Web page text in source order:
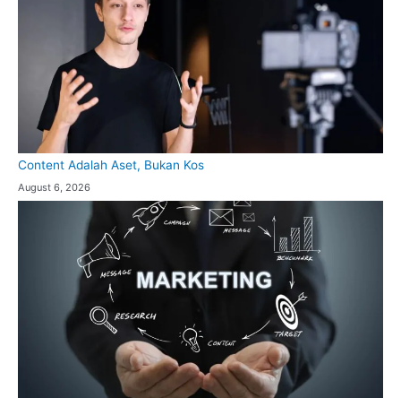
Content Adalah Aset, Bukan Kos
August 6, 2026